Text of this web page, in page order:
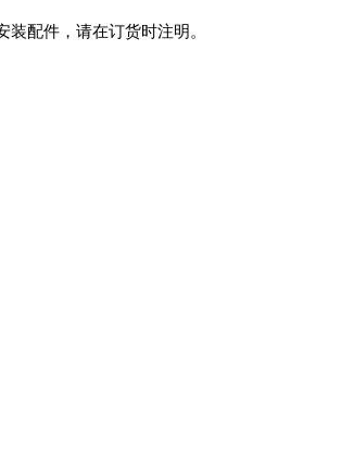
配件，请在订货时注明。